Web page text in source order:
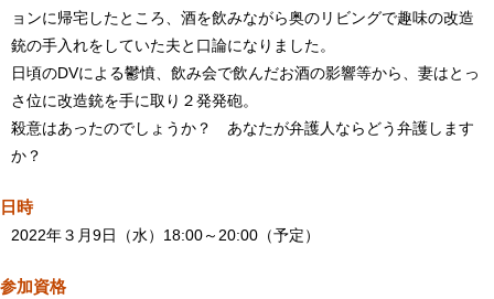
ョンに帰宅したところ、酒を飲みながら奥のリビングで趣味の改造
銃の手入れをしていた夫と口論になりました。
日頃のDVによる鬱憤、飲み会で飲んだお酒の影響等から、妻はとっ
さ位に改造銃を手に取り２発発砲。
殺意はあったのでしょうか？ あなたが弁護人ならどう弁護します
か？
日時
2022年３月9日（水）18:00～20:00（予定）
参加資格